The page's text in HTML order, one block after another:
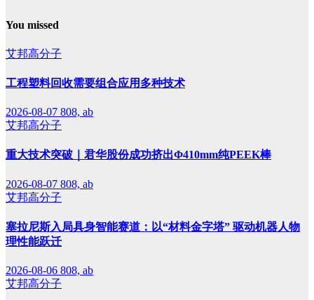
You missed
艾邦高分子
工程塑料回收需要组合应用多种技术
2026-08-07 808, ab
艾邦高分子
重大技术突破｜君华股份成功挤出Φ410mm纯PEEK棒
2026-08-07 808, ab
艾邦高分子
塞拉尼斯入局具身智能赛道：以“材料金字塔” 驱动机器人物
理性能跃迁
2026-08-06 808, ab
艾邦高分子